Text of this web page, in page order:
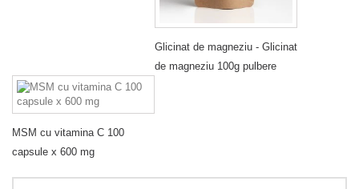
Glicinat de magneziu - Glicinat
de magneziu 100g pulbere
MSM cu vitamina C 100
capsule x 600 mg